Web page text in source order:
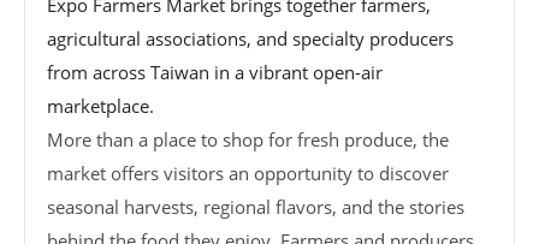
租
借
花
博
公
園
Expo Farmers Market brings together farmers,
agricultural associations, and specialty producers
from across Taiwan in a vibrant open-air
marketplace.
More than a place to shop for fresh produce, the
market offers visitors an opportunity to discover
seasonal harvests, regional flavors, and the stories